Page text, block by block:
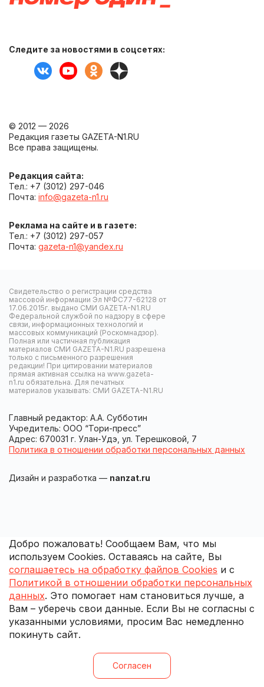
Следите за новостями в соцсетях:
© 2012 — 2026
Редакция газеты GAZETA-N1.RU
Все права защищены.
Редакция сайта:
Тел.: +7 (3012) 297-046
Почта: info@gazeta-n1.ru
Реклама на сайте и в газете:
Тел.: +7 (3012) 297-057
Почта: gazeta-n1@yandex.ru
Свидетельство о регистрации средства
массовой информации Эл №ФС77-62128 от
17.06.2015г. выдано СМИ GAZETA-N1.RU
Федеральной службой по надзору в сфере
связи, информационных технологий и
массовых коммуникаций (Роскомнадзор).
Полная или частичная публикация
материалов СМИ GAZETA-N1.RU разрешена
только с письменного разрешения
редакции! При цитировании материалов
прямая активная ссылка на www.gazeta-
n1.ru обязательна. Для печатных
материалов указывать: СМИ GAZETA-N1.RU
Главный редактор: А.А. Субботин
Учредитель: ООО “Тори-пресс”
Адрес: 670031 г. Улан-Удэ, ул. Терешковой, 7
Политика в отношении обработки персональных данных
Дизайн и разработка — nanzat.ru
Добро пожаловать! Сообщаем Вам, что мы
используем Cookies. Оставаясь на сайте, Вы
соглашаетесь на обработку файлов Cookies и с
Политикой в отношении обработки персональных
данных. Это помогает нам становиться лучше, а
Вам – уберечь свои данные. Если Вы не согласны с
указанными условиями, просим Вас немедленно
покинуть сайт.
Согласен